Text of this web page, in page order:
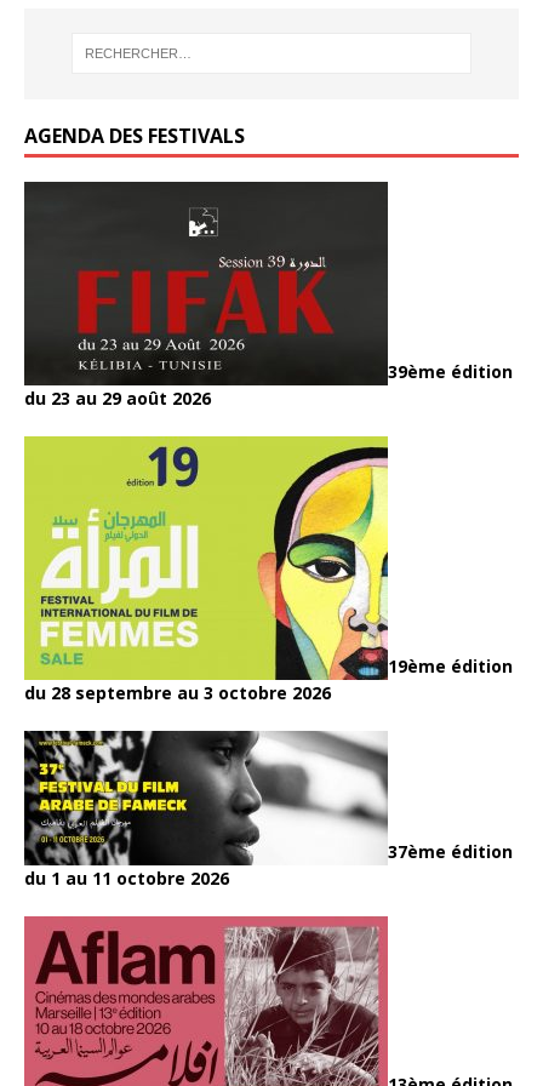
AGENDA DES FESTIVALS
39ème édition
du 23 au 29 août 2026
19ème édition
du 28 septembre au 3 octobre 2026
37ème édition
du 1 au 11 octobre 2026